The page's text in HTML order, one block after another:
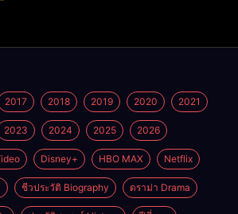
2017 2018 2019 2020 2021
2023 2024 2025 2026
Disney+ HBO MAX Netflix
ชีวประวัติ Biography ดราม่า Drama